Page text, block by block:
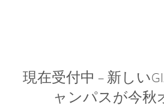
現在受付中 – 新しい
ャンパスが今秋